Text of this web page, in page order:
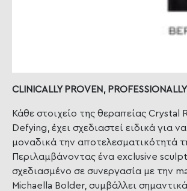
CLINICALLY PROVEN,
Κάθε στοιχείο της θεραπείας Crystal
Defying, έχει σχεδιαστεί ειδικά για
μοναδικά την αποτελεσματικότητά
Περιλαμβάνοντας ένα exclusive
σχεδιασμένο σε συνεργασία με την
Michaella Bolder, συμβάλλει